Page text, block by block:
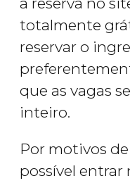
totalmente
reservar o
que as vagas
inteiro.
Por motivos
possível entrar